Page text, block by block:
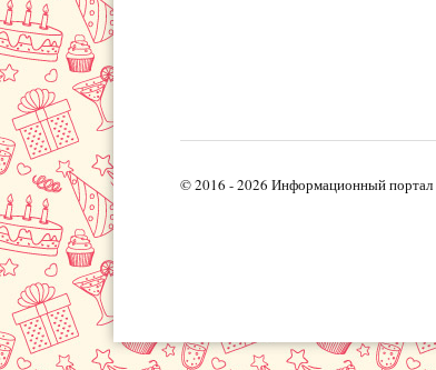
© 2016 - 2026 Информационный портал